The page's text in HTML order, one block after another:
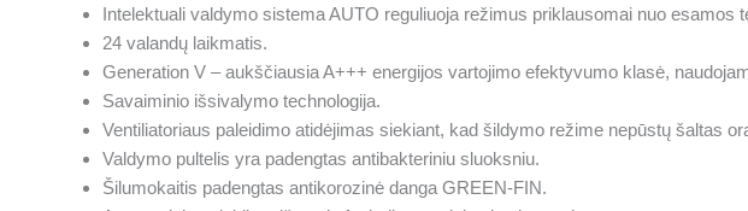
Intelektuali valdymo sistema AUTO reguliuoja režimus priklausomai nuo esamos
24 valandų laikmatis.
Generation V – aukščiausia A+++ energijos vartojimo efektyvumo klasė,
Savaiminio išsivalymo technologija.
Ventiliatoriaus paleidimo atidėjimas siekiant, kad šildymo režime nepūstų šaltas
Valdymo pultelis yra padengtas antibakteriniu sluoksniu.
Šilumokaitis padengtas antikorozinė danga GREEN-FIN.